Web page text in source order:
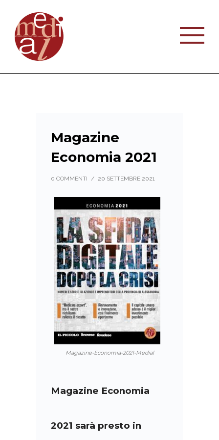
Magazine
Economia 2021
0 COMMENTI / 20 SETTEMBRE 2021
Magazine-Economia-2021-Medial
Magazine Economia
2021 sarà presto in